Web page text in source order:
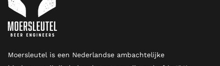
Moersleutel is een Nederlandse ambachtelijke